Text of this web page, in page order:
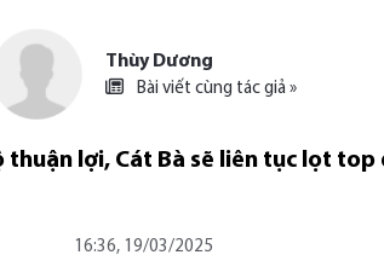
Thùy Dương
Bài viết cùng tác giả »
lợi, Cát Bà sẽ liên tục lọt
16:36, 19/03/2025